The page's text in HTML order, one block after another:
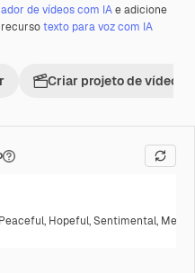
de vídeos com IAe adicione
texto para voz com IA
Criar projeto de vídeo
Peaceful, Hopeful,Sentimental,